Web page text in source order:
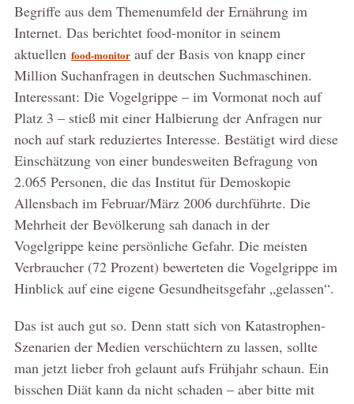
Begriffe aus dem Themenumfeld der Ernährung im
Internet. Das berichtet food-monitor in seinem
aktuellen food-monitorauf der Basis von knapp einer
Million Suchanfragen in deutschen Suchmaschinen.
Interessant: Die Vogelgrippe – im Vormonat noch auf
Platz 3 – stieß mit einer Halbierung der Anfragen nur
noch auf stark reduziertes Interesse. Bestätigt wird diese
Einschätzung von einer bundesweiten Befragung von
2.065 Personen, die das Institut für Demoskopie
Allensbach im Februar/März 2006 durchführte. Die
Mehrheit der Bevölkerung sah danach in der
Vogelgrippe keine persönliche Gefahr. Die meisten
Verbraucher (72 Prozent) bewerteten die Vogelgrippe im
Hinblick auf eine eigene Gesundheitsgefahr „gelassen“.
Das ist auch gut so. Denn statt sich von Katastrophen-
Szenarien der Medien verschüchtern zu lassen, sollte
man jetzt lieber froh gelaunt aufs Frühjahr schaun. Ein
bisschen Diät kann da nicht schaden – aber bitte mit